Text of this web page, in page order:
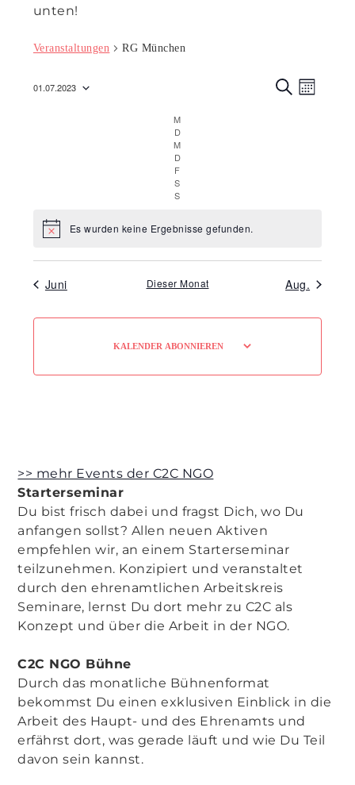
unten!
Veranstaltungen RG München
M
01.07.2023
M
D
M
D
F
S
S
HinweisEs wurden keine Ergebnisse gefunden.
Juni Dieser Monat Aug.
KALENDER ABONNIEREN
>> mehr Events der C2C NGO
Starterseminar
Du bist frisch dabei und fragst Dich, wo Du
anfangen sollst? Allen neuen Aktiven
empfehlen wir, an einem Starterseminar
teilzunehmen. Konzipiert und veranstaltet
durch den ehrenamtlichen Arbeitskreis
Seminare, lernst Du dort mehr zu C2C als
Konzept und über die Arbeit in der NGO.
C2C NGO Bühne
Durch das monatliche Bühnenformat
bekommst Du einen exklusiven Einblick in die
Arbeit des Haupt- und des Ehrenamts und
erfährst dort, was gerade läuft und wie Du Teil
davon sein kannst.